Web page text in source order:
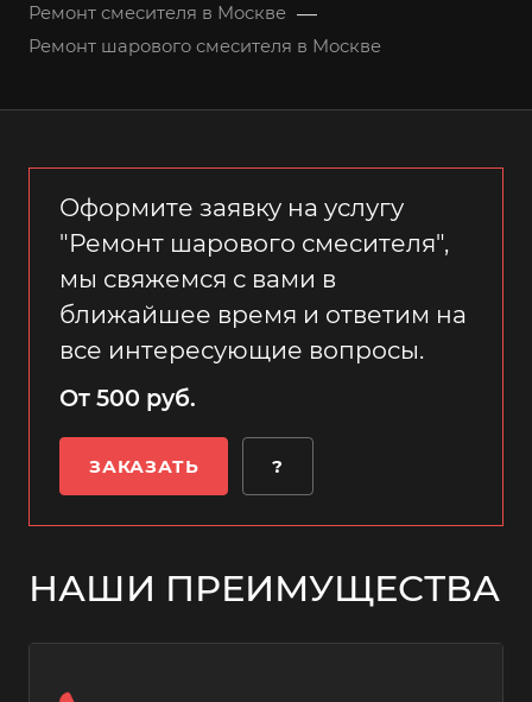
Ремонт смесителя в Москве —
Ремонт шарового смесителя в Москве
Оформите заявку на услугу
"Ремонт шарового смесителя",
мы свяжемся с вами в
ближайшее время и ответим на
все интересующие вопросы.
От 500 руб.
ЗАКАЗАТЬ ?
НАШИ ПРЕИМУЩЕСТВА